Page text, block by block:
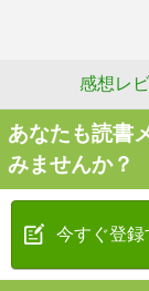
感想レ
あなたも読書
みませんか？
今すぐ登録